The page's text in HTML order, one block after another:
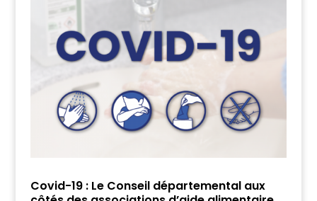
Covid-19 : Le Conseil départemental aux